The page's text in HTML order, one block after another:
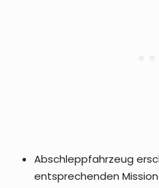
Abschleppfahrzeug
entsprechenden